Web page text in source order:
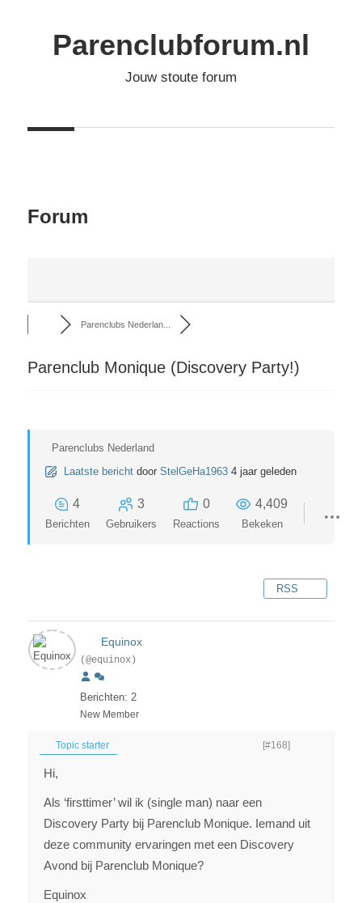
Parenclubforum.nl
Jouw stoute forum
Forum
Parenclubs Nederlan...
Parenclub Monique (Discovery Party!)
Parenclubs Nederland
Laatste bericht door StelGeHa1963 4 jaar geleden
4
Berichten
3
Gebruikers
0
Reactions
4,409
Bekeken
RSS
Equinox
(@equinox)
Berichten: 2
New Member
Topic starter [#168]
Hi,
Als ‘firsttimer’ wil ik (single man) naar een
Discovery Party bij Parenclub Monique. Iemand uit
deze community ervaringen met een Discovery
Avond bij Parenclub Monique?
Equinox